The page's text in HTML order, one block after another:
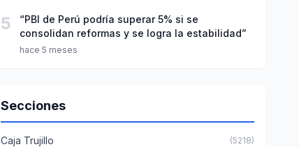
5
“PBI de Perú podría superar 5% si se
consolidan reformas y se logra la estabilidad”
hace 5 meses
Secciones
Caja Trujillo (5218)